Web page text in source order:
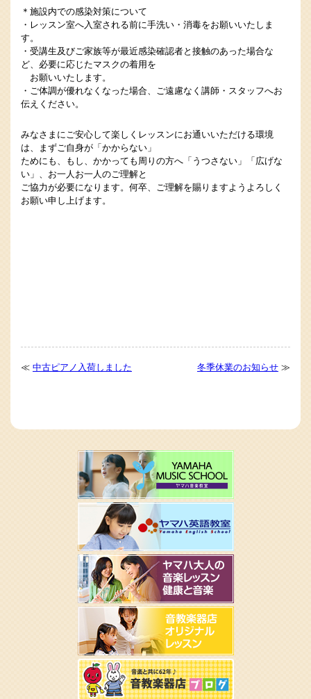
＊施設内での感染対策について
・レッスン室へ入室される前に手洗い・消毒をお願いいたしま
す。
・受講生及びご家族等が最近感染確認者と接触のあった場合な
ど、必要に応じたマスクの着用を
お願いいたします。
・ご体調が優れなくなった場合、ご遠慮なく講師・スタッフへお
伝えください。
みなさまにご安心して楽しくレッスンにお通いいただける環境
は、まずご自身が「かからない」
ためにも、もし、かかっても周りの方へ「うつさない」「広げな
い」、お一人お一人のご理解と
ご協力が必要になります。何卒、ご理解を賜りますようよろしく
お願い申し上げます。
≪ 中古ピアノ入荷しました 冬季休業のお知らせ ≫